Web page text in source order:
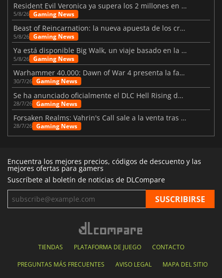
Resident Evil Veronica ya supera los 2 millones en listas de deseados
5/8/26 Gaming News
Beast of Reincarnation: la nueva apuesta de los creadores de Pokémon
5/8/26 Gaming News
Ya está disponible Big Walk, un viaje basado en la amistad
5/8/26 Gaming News
Warhammer 40.000: Dawn of War 4 presenta la facción de los Necrones
30/7/26 Gaming News
Se ha anunciado oficialmente el DLC Hell Rising de Nioh 3
28/7/26 Gaming News
Forsaken Realms: Vahrin's Call sale a la venta tras una década
28/7/26 Gaming News
Encuentra los mejores precios, códigos de descuento y las
mejores ofertas para gamers
Suscríbete al boletín de noticias de DLCompare
TIENDAS PLATAFORMA DE JUEGO CONTACTO
PREGUNTAS MÁS FRECUENTES AVISO LEGAL MAPA DEL SITIO